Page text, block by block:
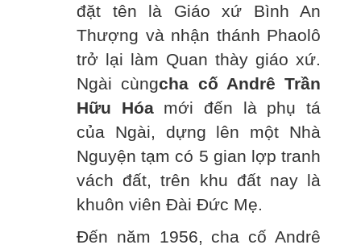
đặt tên là Giáo xứ Bình An
Thượng và nhận thánh Phaolô
trở lại làm Quan thày giáo xứ.
Ngài cùngcha cố Andrê Trần
Hữu Hóamới đến là phụ tá
của Ngài, dựng lên một Nhà
Nguyện tạm có 5 gian lợp tranh
vách đất, trên khu đất nay là
khuôn viên Đài Đức Mẹ.
Đến năm 1956, cha cố Andrê